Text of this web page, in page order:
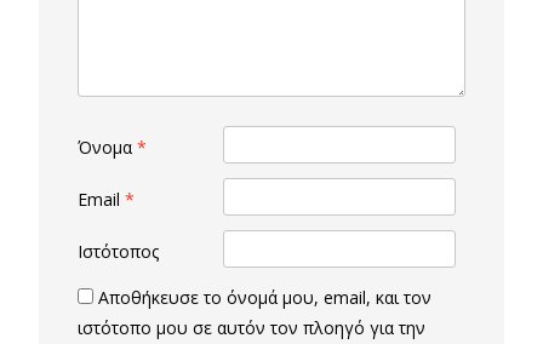
Όνομα *
Email *
Ιστότοπος
Αποθήκευσε το όνομά μου, email, και τον
ιστότοπο μου σε αυτόν τον πλοηγό για την